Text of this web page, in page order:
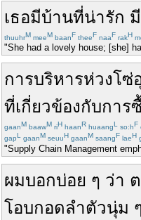
เธอมีบ้านที่น่ารัก มี
thuuhrM meeM baanF theeF naaF rakH
"She had a lovely house; [she]
การบริหารห่วงโซ่
ที่เกี่ยวข้องกับการ
gaanM baawM riH haanR huaangL so:hF
gapL gaanM seuuH gaanM saangF laeH
"Supply Chain Management
ผมบอกบ่อย ๆ ว่า
โอบกอดลำตัวนุ่ม